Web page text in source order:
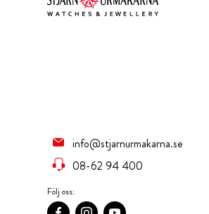
info@stjarnurmakarna.se
08-62 94 400
Följ oss: